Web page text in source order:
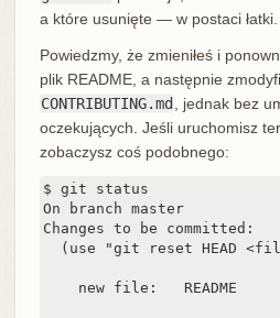
a które usunięte — w postaci łatki.
Powiedzmy, że zmieniłeś i
plik README, a następnie
CONTRIBUTING.md
, jednak bez
oczekujących. Jeśli uruchomisz
zobaczysz coś podobnego:
$ git status
On branch master
Changes to be committed:
(use "git reset HEAD
    new file:   README